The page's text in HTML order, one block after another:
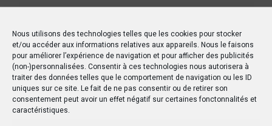
Nous utilisons des technologies telles que les cookies pour stocker
et/ou accéder aux informations relatives aux appareils. Nous le faisons
pour améliorer l’expérience de navigation et pour afficher des publicités
(non-)personnalisées. Consentir à ces technologies nous autorisera à
traiter des données telles que le comportement de navigation ou les ID
uniques sur ce site. Le fait de ne pas consentir ou de retirer son
consentement peut avoir un effet négatif sur certaines fonctonnalités et
caractéristiques.